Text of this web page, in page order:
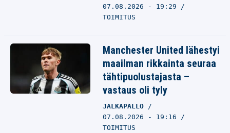
07.08.2026 - 19:29
TOIMITUS
Manchester United lähestyi
maailman rikkainta seuraa
tähtipuolustajasta –
vastaus oli tyly
JALKAPALLO
07.08.2026 - 19:16
TOIMITUS